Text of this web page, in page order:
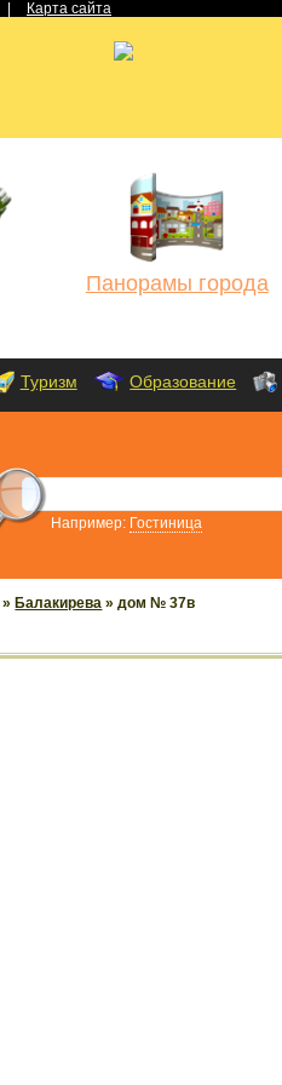
Карта сайта
Панорамы города
Туризм Образование
Например: Гостиница
» Балакирева » дом № 37в